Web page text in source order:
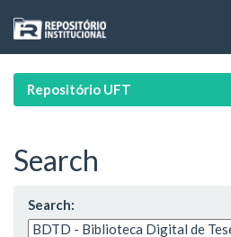
navigation
Repositório UFT
Search
Search: